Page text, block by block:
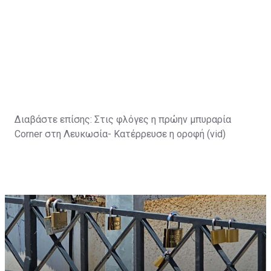
Διαβάστε επίσης: Στις φλόγες η πρώην μπυραρία
Corner στη Λευκωσία- Κατέρρευσε η οροφή (vid)